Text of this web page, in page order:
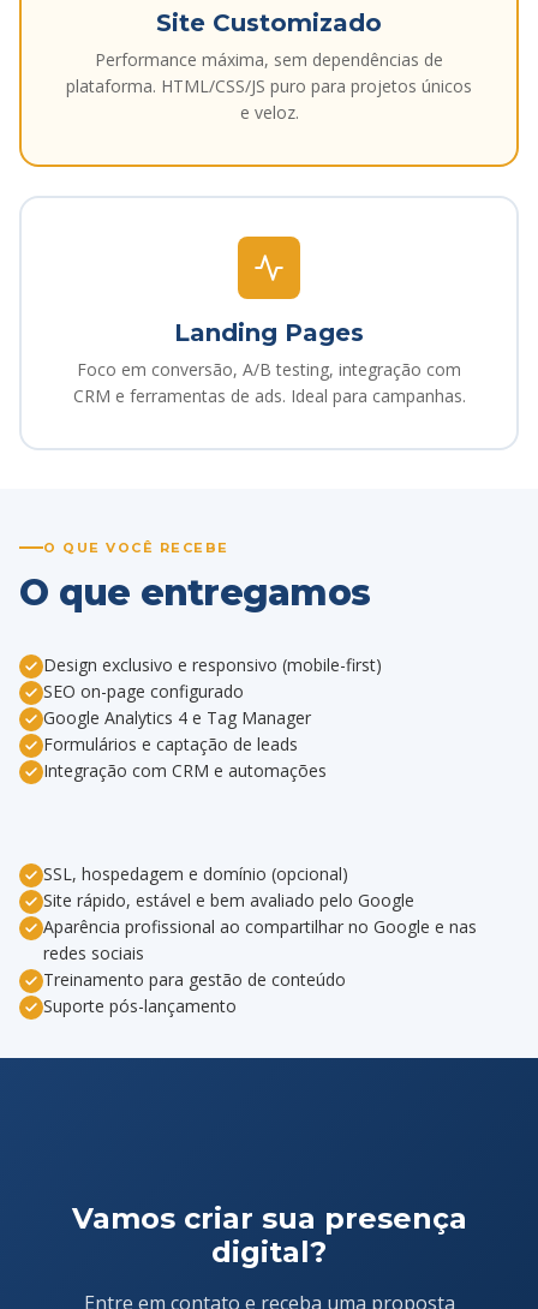
Site Customizado
Performance máxima, sem dependências de
plataforma. HTML/CSS/JS puro para projetos únicos
e veloz.
Landing Pages
Foco em conversão, A/B testing, integração com
CRM e ferramentas de ads. Ideal para campanhas.
O QUE VOCÊ RECEBE
O que entregamos
Design exclusivo e responsivo (mobile-first)
SEO on-page configurado
Google Analytics 4 e Tag Manager
Formulários e captação de leads
Integração com CRM e automações
SSL, hospedagem e domínio (opcional)
Site rápido, estável e bem avaliado pelo Google
Aparência profissional ao compartilhar no Google e nas
redes sociais
Treinamento para gestão de conteúdo
Suporte pós-lançamento
Vamos criar sua presença
digital?
Entre em contato e receba uma proposta